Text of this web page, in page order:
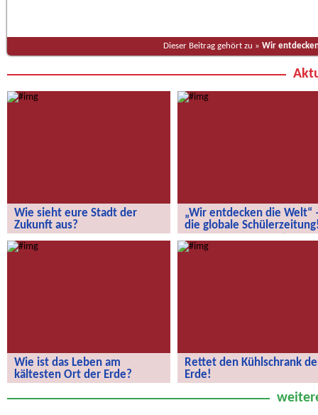
Dieser Beitrag gehört zu » Wir
Wie sieht eure Stadt der
Zukunft aus?
Wie sieht eure Stadt der Zukunft aus?
„Wir entdecken die Welt“
die globale
„Wir entdecken die Welt“ – die
globale Schülerzeitung!
Wie ist das Leben am
kältesten Ort der Erde?
der Erde?
Rettet den Kühlschrank
Erde!